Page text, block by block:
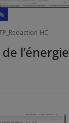
🗞
HC
l’énergie